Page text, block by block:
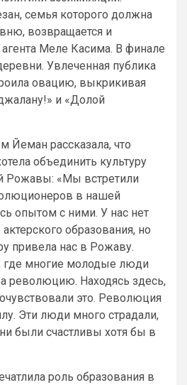
семья которого должна
возвращается и
Меле Касима. В финале
Увлеченная публика
овацию, выкрикивая
и «Долой
Йеман рассказала, что
объединить культуру
Рожавы: «Мы встретили
в нашей
опытом с ними. У нас нет
образования, но
привела нас в Рожаву.
где многие молодые люди
революцию. Находясь здесь,
это. Революция
Эти люди много страдали,
были счастливы хотя бы в
роль образования в